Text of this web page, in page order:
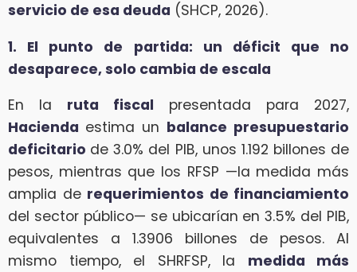
servicio de esa deuda (SHCP, 2026).
1. El punto de partida: un déficit que no
desaparece, solo cambia de escala
En la ruta fiscal presentada para 2027,
Hacienda estima un balance presupuestario
deficitario de 3.0% del PIB, unos 1.192 billones de
pesos, mientras que los RFSP —la medida más
amplia de requerimientos de financiamiento
del sector público— se ubicarían en 3.5% del PIB,
equivalentes a 1.3906 billones de pesos. Al
mismo tiempo, el SHRFSP, la medida más